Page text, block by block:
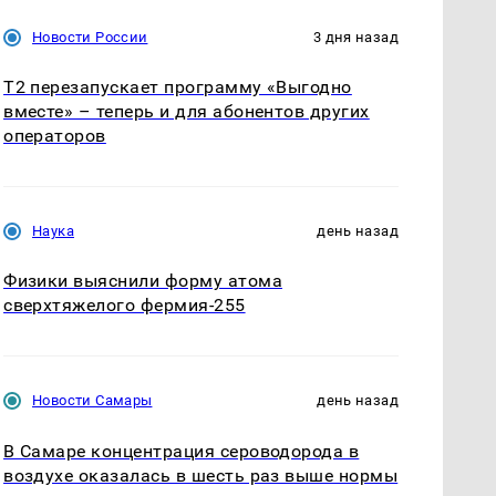
Новости России 3 дня назад
Т2 перезапускает программу «Выгодно
вместе» – теперь и для абонентов других
операторов
Наука день назад
Физики выяснили форму атома
сверхтяжелого фермия-255
Новости Самары день назад
В Самаре концентрация сероводорода в
воздухе оказалась в шесть раз выше нормы